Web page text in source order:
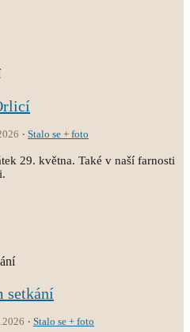
Stalo se + foto
29. května. Také v naší farnosti
setkání
Stalo se + foto